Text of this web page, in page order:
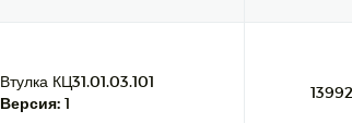
Втулка КЦ31.01.03.101
Версия: 1
13992